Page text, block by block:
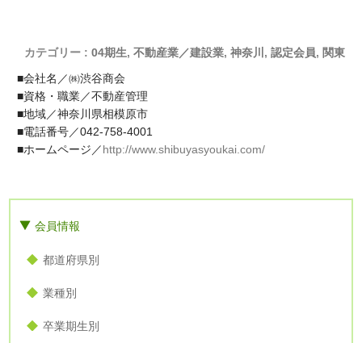
カテゴリー : 04期生, 不動産業／建設業, 神奈川 , 認定会員, 関東
■会社名／㈱渋谷商会
■資格・職業／不動産管理
■地域／神奈川県相模原市
■電話番号／042-758-4001
■ホームページ／http://www.shibuyasyoukai.com/
会員情報
都道府県別
業種別
卒業期生別